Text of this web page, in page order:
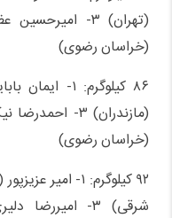
(تهران) ۳-
(خراسان رضوی)
(مازندران) ۳-
(خراسان رضوی)
شرقی) ۳-